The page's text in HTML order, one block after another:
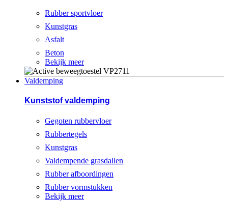
Rubber sportvloer
Kunstgras
Asfalt
Beton
Bekijk meer
Valdemping
Kunststof valdemping
Gegoten rubbervloer
Rubbertegels
Kunstgras
Valdempende grasdallen
Rubber afboordingen
Rubber vormstukken
Bekijk meer